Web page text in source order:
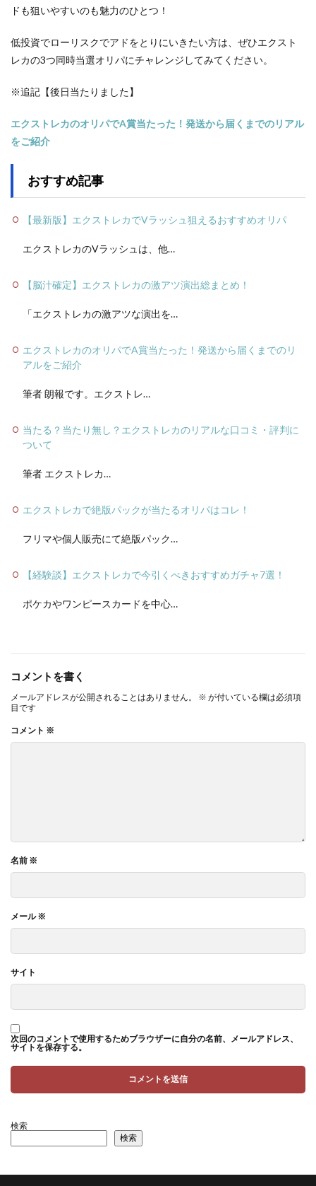
ドも狙いやすいのも魅力のひとつ！
低投資でローリスクでアドをとりにいきたい方は、ぜひエクスト
レカの3つ同時当選オリパにチャレンジしてみてください。
※追記【後日当たりました】
エクストレカのオリパでA賞当たった！発送から届くまでのリアル
をご紹介
おすすめ記事
【最新版】エクストレカでVラッシュ狙えるおすすめオリパ
エクストレカのVラッシュは、他…
【脳汁確定】エクストレカの激アツ演出総まとめ！
「エクストレカの激アツな演出を…
エクストレカのオリパでA賞当たった！発送から届くまでのリ
アルをご紹介
筆者 朗報です。エクストレ…
当たる？当たり無し？エクストレカのリアルな口コミ・評判に
ついて
筆者 エクストレカ…
エクストレカで絶版パックが当たるオリパはコレ！
フリマや個人販売にて絶版パック…
【経験談】エクストレカで今引くべきおすすめガチャ7選！
ポケカやワンピースカードを中心…
コメントを書く
メールアドレスが公開されることはありません。 ※ が付いている欄は必須項
目です
コメント ※
名前 ※
メール※
サイト
次回のコメントで使用するためブラウザーに自分の名前、メールアドレス、
サイトを保存する。
検索
検索